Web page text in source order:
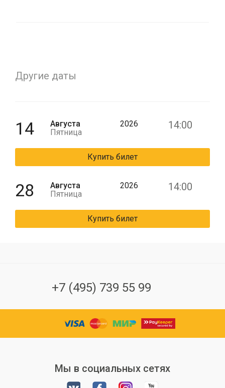
Другие даты
14
Августа
Пятница
2026 14:00
Купить билет
28
Августа
Пятница
2026 14:00
Купить билет
+7 (495) 739 55 99
Мы в социальных сетях